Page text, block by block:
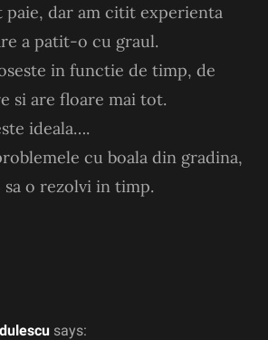
paie, dar am citit experienta
a patit-o cu graul.
in functie de timp, de
si are floare mai tot.
ideala….
cu boala din gradina,
sa o rezolvi in timp.
says: